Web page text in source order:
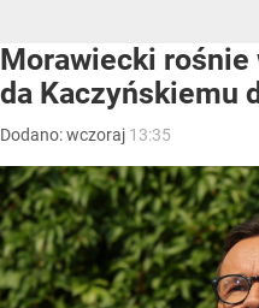
Morawiecki rośnie
da Kaczyńskiemu
Dodano:wczoraj 13:35